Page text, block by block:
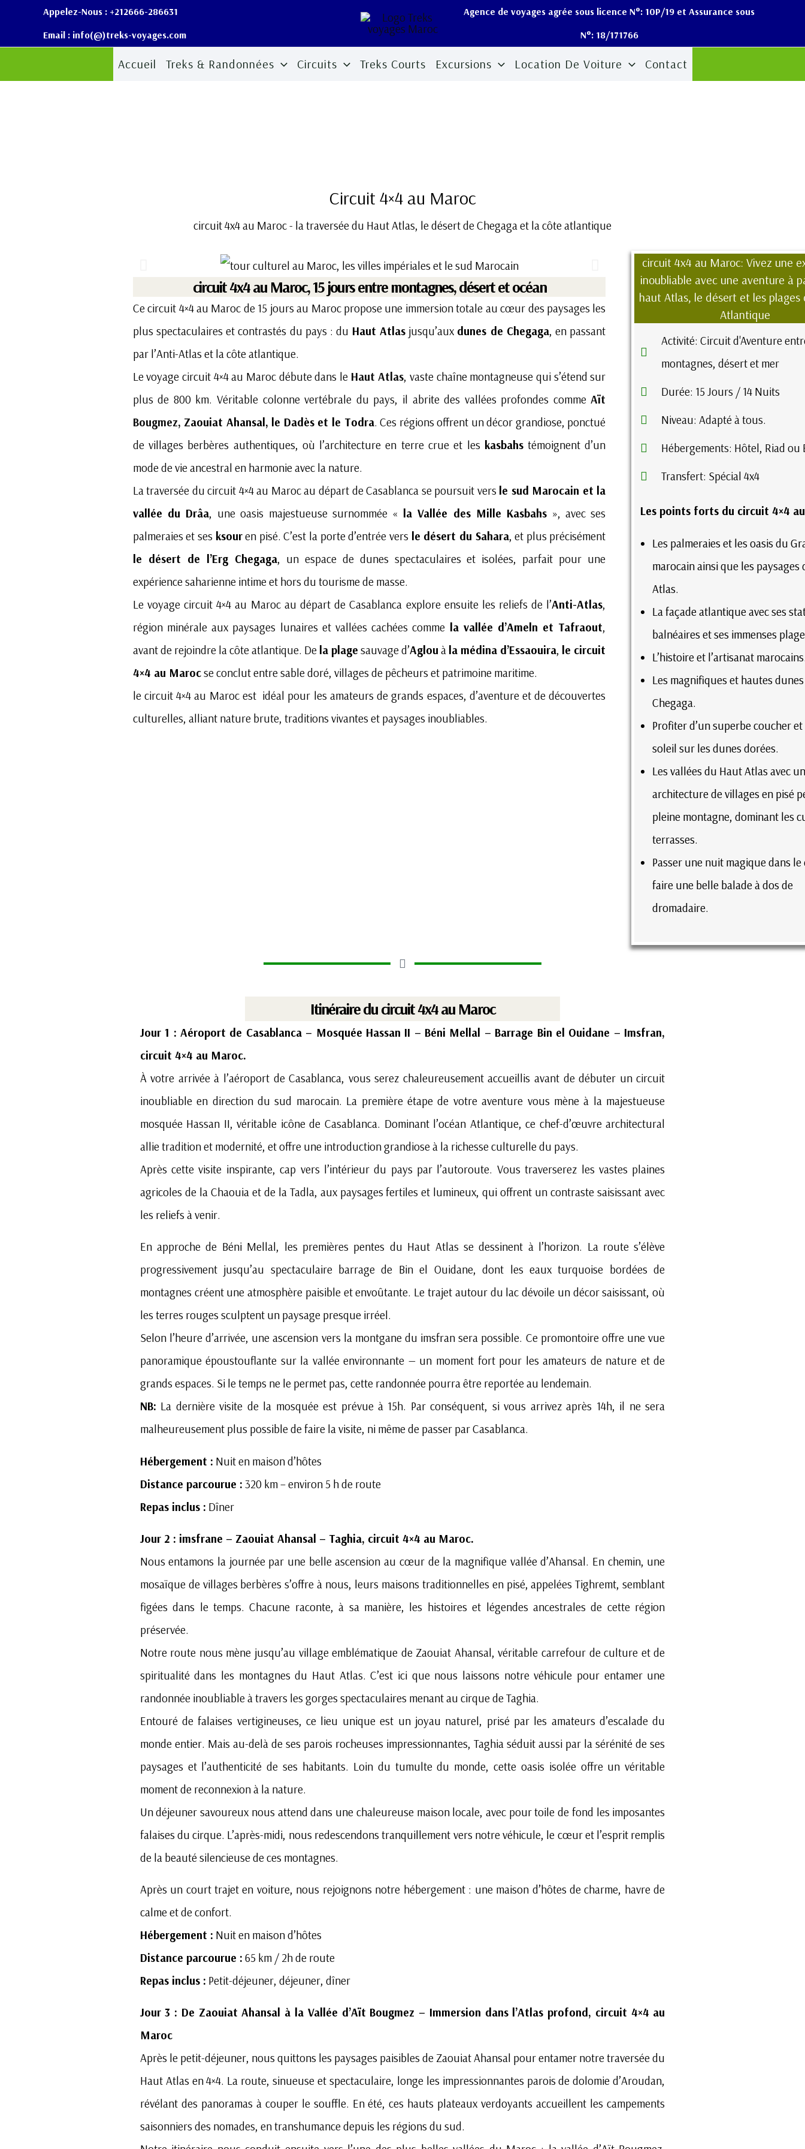
Appelez-Nous : +212666-286631
Email : info(@)treks-voyages.com
Agence de voyages agrée sous licence N°: 10P/19 et Assurance sous
N°: 18/171766
Accueil Treks & Randonnées Circuits Treks Courts Excursions Location De Voiture Contact
Circuit 4×4 au Maroc
circuit 4x4 au Maroc - la traversée du Haut Atlas, le désert de Chegaga et la côte atlantique
circuit 4x4 au Maroc, 15 jours entre montagnes, désert et océan
Ce circuit 4×4 au Maroc de 15 jours au Maroc propose une immersion totale au cœur des paysages les
plus spectaculaires et contrastés du pays : du Haut Atlasjusqu’aux dunes de Chegaga, en passant
par l’Anti-Atlas et la côte atlantique.
Le voyage circuit 4×4 au Maroc débute dans le Haut Atlas, vaste chaîne montagneuse qui s’étend sur
plus de 800 km. Véritable colonne vertébrale du pays, il abrite des vallées profondes commeAït
Bougmez, Zaouiat Ahansal, le Dadès et le Todra. Ces régions offrent un décor grandiose, ponctué
de villages berbères authentiques, où l’architecture en terre crue et les kasbahstémoignent d’un
mode de vie ancestral en harmonie avec la nature.
La traversée du circuit 4×4 au Maroc au départ de Casablanca se poursuit vers le sud Marocain et la
vallée du Drâa, une oasis majestueuse surnommée « la Vallée des Mille Kasbahs », avec ses
palmeraies et ses ksouren pisé. C’est la porte d’entrée vers le désert du Sahara, et plus précisément
le désert de l’Erg Chegaga, un espace de dunes spectaculaires et isolées, parfait pour une
expérience saharienne intime et hors du tourisme de masse.
Le voyage circuit 4×4 au Maroc au départ de Casablanca explore ensuite les reliefs de l’Anti-Atlas,
région minérale aux paysages lunaires et vallées cachées comme la vallée d’Ameln et Tafraout,
avant de rejoindre la côte atlantique. De la plage sauvage d’Aglou à la médina d’Essaouira, le circuit
4×4 au Marocse conclut entre sable doré, villages de pêcheurs et patrimoine maritime.
le circuit 4×4 au Maroc est idéal pour les amateurs de grands espaces, d’aventure et de découvertes
culturelles, alliant nature brute, traditions vivantes et paysages inoubliables.
circuit 4x4 au Maroc: Vivez une
inoubliable avec une aventure à
haut Atlas, le désert et les plages
Atlantique
Activité: Circuit d'Aventure
montagnes, désert et mer
Durée: 15 Jours / 14 Nuits
Niveau: Adapté à tous.
Hébergements: Hôtel, Riad ou
Transfert: Spécial 4x4
Les points forts du circuit 4×4
Les palmeraies et les oasis du
marocain ainsi que les paysages
Atlas.
La façade atlantique avec ses
balnéaires et ses immenses
L’histoire et l’artisanat
Les magnifiques et hautes
Chegaga.
Profiter d’un superbe coucher
soleil sur les dunes dorées.
Les vallées du Haut Atlas avec
architecture de villages en pisé
pleine montagne, dominant les
terrasses.
Passer une nuit magique dans
faire une belle balade à dos de
dromadaire.
Itinéraire du circuit 4x4 au Maroc
Jour 1 : Aéroport de Casablanca – Mosquée Hassan II – Béni Mellal – Barrage Bin el Ouidane – Imsfran,
circuit 4×4 au Maroc.
À votre arrivée à l’aéroport de Casablanca, vous serez chaleureusement accueillis avant de débuter un circuit
inoubliable en direction du sud marocain. La première étape de votre aventure vous mène à la majestueuse
mosquée Hassan II, véritable icône de Casablanca. Dominant l’océan Atlantique, ce chef-d’œuvre architectural
allie tradition et modernité, et offre une introduction grandiose à la richesse culturelle du pays.
Après cette visite inspirante, cap vers l’intérieur du pays par l’autoroute. Vous traverserez les vastes plaines
agricoles de la Chaouia et de la Tadla, aux paysages fertiles et lumineux, qui offrent un contraste saisissant avec
les reliefs à venir.
En approche de Béni Mellal, les premières pentes du Haut Atlas se dessinent à l’horizon. La route s’élève
progressivement jusqu’au spectaculaire barrage de Bin el Ouidane, dont les eaux turquoise bordées de
montagnes créent une atmosphère paisible et envoûtante. Le trajet autour du lac dévoile un décor saisissant, où
les terres rouges sculptent un paysage presque irréel.
Selon l’heure d’arrivée, une ascension vers la montgane du imsfran sera possible. Ce promontoire offre une vue
panoramique époustouflante sur la vallée environnante — un moment fort pour les amateurs de nature et de
grands espaces. Si le temps ne le permet pas, cette randonnée pourra être reportée au lendemain.
NB: La dernière visite de la mosquée est prévue à 15h. Par conséquent, si vous arrivez après 14h, il ne sera
malheureusement plus possible de faire la visite, ni même de passer par Casablanca.
Hébergement : Nuit en maison d’hôtes
Distance parcourue : 320 km – environ 5 h de route
Repas inclus : Dîner
Jour 2 : imsfrane – Zaouiat Ahansal – Taghia, circuit 4×4 au Maroc.
Nous entamons la journée par une belle ascension au cœur de la magnifique vallée d’Ahansal. En chemin, une
mosaïque de villages berbères s’offre à nous, leurs maisons traditionnelles en pisé, appelées Tighremt, semblant
figées dans le temps. Chacune raconte, à sa manière, les histoires et légendes ancestrales de cette région
préservée.
Notre route nous mène jusqu’au village emblématique de Zaouiat Ahansal, véritable carrefour de culture et de
spiritualité dans les montagnes du Haut Atlas. C’est ici que nous laissons notre véhicule pour entamer une
randonnée inoubliable à travers les gorges spectaculaires menant au cirque de Taghia.
Entouré de falaises vertigineuses, ce lieu unique est un joyau naturel, prisé par les amateurs d’escalade du
monde entier. Mais au-delà de ses parois rocheuses impressionnantes, Taghia séduit aussi par la sérénité de ses
paysages et l’authenticité de ses habitants. Loin du tumulte du monde, cette oasis isolée offre un véritable
moment de reconnexion à la nature.
Un déjeuner savoureux nous attend dans une chaleureuse maison locale, avec pour toile de fond les imposantes
falaises du cirque. L’après-midi, nous redescendons tranquillement vers notre véhicule, le cœur et l’esprit remplis
de la beauté silencieuse de ces montagnes.
Après un court trajet en voiture, nous rejoignons notre hébergement : une maison d’hôtes de charme, havre de
calme et de confort.
Hébergement : Nuit en maison d’hôtes
Distance parcourue : 65 km / 2h de route
Repas inclus : Petit-déjeuner, déjeuner, dîner
Jour 3 : De Zaouiat Ahansal à la Vallée d’Aït Bougmez – Immersion dans l’Atlas profond, circuit 4×4 au
Maroc
Après le petit-déjeuner, nous quittons les paysages paisibles de Zaouiat Ahansal pour entamer notre traversée du
Haut Atlas en 4×4. La route, sinueuse et spectaculaire, longe les impressionnantes parois de dolomie d’Aroudan,
révélant des panoramas à couper le souffle. En été, ces hauts plateaux verdoyants accueillent les campements
saisonniers des nomades, en transhumance depuis les régions du sud.